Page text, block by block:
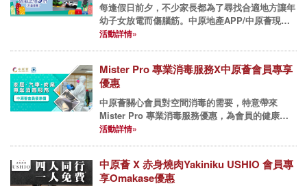
每逢假日前夕，不少家長都為了尋找合適地方讓年
幼子女放電而傷腦筋。中原地產APP/中原薈現有
好介紹！新近與Kids Kids Car合作為會員帶來優
活動詳情»
Mister Pro 專業消毒服務X中原薈會員專享
優惠
中原薈關心會員對空間消毒的需要，特意帶來
Mister Pro 專業消毒服務優惠，為會員的健康帶
來多一份保障。 Mister Pro團隊擁有10年清潔消
活動詳情»
中原薈 X 赤身燒肉Yakiniku USHIO 會員專
享Omakase優惠